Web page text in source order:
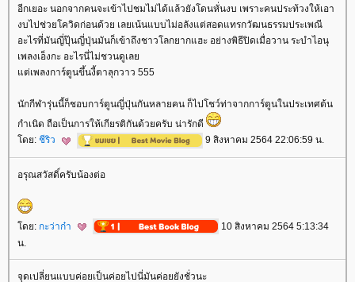
อีกเยอะ นอกจากคนจะเข้าไปชมไม่ได้แล้วยังโดนหั่นงบ เพราะคนประท้วงให้เอา
งบไปช่วยโควิดก่อนด้วย เลยเน้นแบบไม่อลังแต่สอดแทรกวัฒนธรรมประเพณี
อะไรที่มันญี่ปุ๊นญี่ปุ่นมันก็เข้าถึงชาวโลกยากแฮะ อย่างพิธีปิดเมื่อวาน ระบำไอนุ
เพลงเอ็งกะ อะไรนี่ไม่ชวนดูเล
ต่เพลงการ์ตูนขึ้นงี้ตาลุกวาว 555
นักกีฬารุ่นนี้ก็ชอบการ์ตูนญี่ปุ่นกันหลายคน ก็ไปโชว์ท่าจากการ์ตูนในประเทศต้น
กำเนิด ถือเป็นการให้เกียรติกันด้วยครับ น่ารักดี
ดย: ชีริว 9 สิงหาคม 2564 22:06:59 น.
อรุณสวัสดิ์ครับน้องต่อ
ดย: กะว่าก๋า
10 สิงหาคม 2564 5:13:34
น.
จุดเปลี่ยนแบบค่อยเป็นค่อยไปนี่มันค่อยยังชั่วนะ